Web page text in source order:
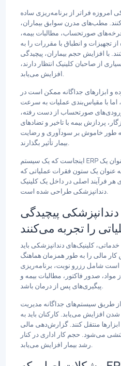
امروزه فراتر از برنامه‌ریزی ساده
مطب‌های مدرن سوابق بیماران،
صورتحساب، مطالبات بیمه،
تجهیزات و انطباق با مقررات را به
با افزایش حجم بیماران، پیچیدگی
از صاحبان کلینیک انتظار دارند،
افزایش می‌یابد.
و ابزارهای جداگانه ممکن است در
اما با مقیاس‌بندی عملیات به سرعت
صورتحساب از دست رفته،
پردازش بیمه با تاخیر و تضادهای
به طور خاموش بر سودآوری و رضایت
بیمار تأثیر بگذارند.
اینجاست که یک سیستم ERP مرتبط می‌شود - نه به عنوان یک
عنوان یک ستون فقرات عملیاتی که
هر فرآیند اصلی در داخل یک کلینیک
دندانپزشکی طراحی شده است.
پیچیدگی
را تجربه می‌کنند
کلینیک‌های دندانپزشکی باید
مالی را به طور همزمان هماهنگ
است شامل رزرو نوبت، برنامه‌ریزی
مواد، صدور فاکتور، مطالبات بیمه و
پیگیری‌های پس از درمان باشد.
از طریق سیستم‌های جداگانه مدیریت
افزایش می‌یابد. کارکنان باید به
منتقل کنند. گزارش‌دهی مالی
می‌شود. حجم کار اداری در کنار
رشد بیمار افزایش می‌یابد.